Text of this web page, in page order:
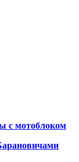
с мотоблоком